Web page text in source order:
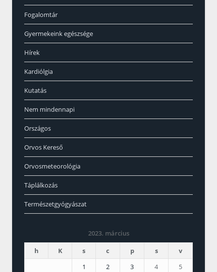
Fogalomtár
Gyermekeink egészsége
Hírek
Kardiólgia
Kutatás
Nem mindennapi
Országos
Orvos Kereső
Orvosmeteorológia
Táplálkozás
Természetgyógyászat
2023. március
h
K s c p s
v
1
2 3 4 5